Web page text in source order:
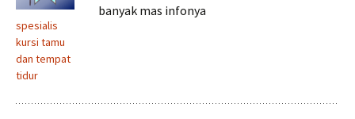
spesialis
kursi tamu
dan tempat
tidur
banyak mas infonya